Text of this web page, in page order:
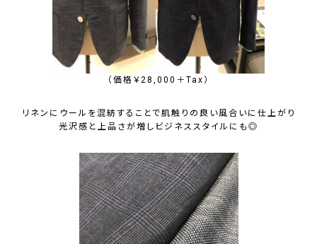
（価格￥28,000＋Tax）
リネンにウールを混紡することで肌触りの良い風合いに仕上がり
光沢感 と 上品さ が増しビジネススタイルにも◎